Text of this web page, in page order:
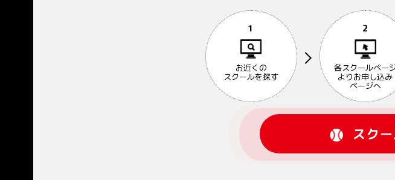
1
お近くの
スクールを探す
2
各スクールペー
よりお申し込み
ページへ
スク